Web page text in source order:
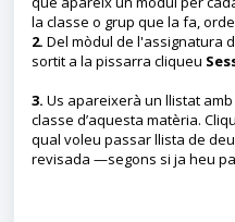
la classe o grup que la fa,
2. Del mòdul de l'assignatura
sortit a la pissarra cliqueu
3. Us apareixerà un llistat
classe d’aquesta matèria.
qual voleu passar llista de
revisada —segons si ja heu